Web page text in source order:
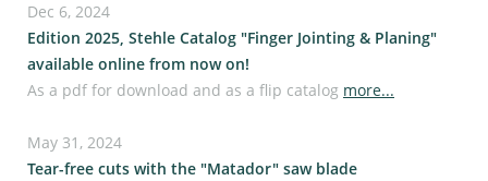
Dec 6, 2024
Edition 2025, Stehle Catalog "Finger Jointing & Planing"
available online from now on!
As a pdf for download and as a flip catalog more...
May 31, 2024
Tear-free cuts with the "Matador" saw blade